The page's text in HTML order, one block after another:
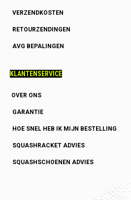
VERZENDKOSTEN
RETOURZENDINGEN
AVG BEPALINGEN
KLANTENSERVICE
OVER ONS
GARANTIE
HOE SNEL HEB IK MIJN BESTELLING
SQUASHRACKET ADVIES
SQUASHSCHOENEN ADVIES